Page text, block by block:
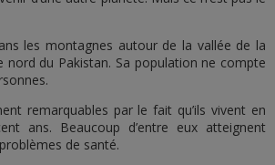
les montagnes autour de la vallée de la
nord du Pakistan. Sa population ne compte
remarquables par le fait qu’ils vivent en
ans. Beaucoup d’entre eux atteignent
de santé.